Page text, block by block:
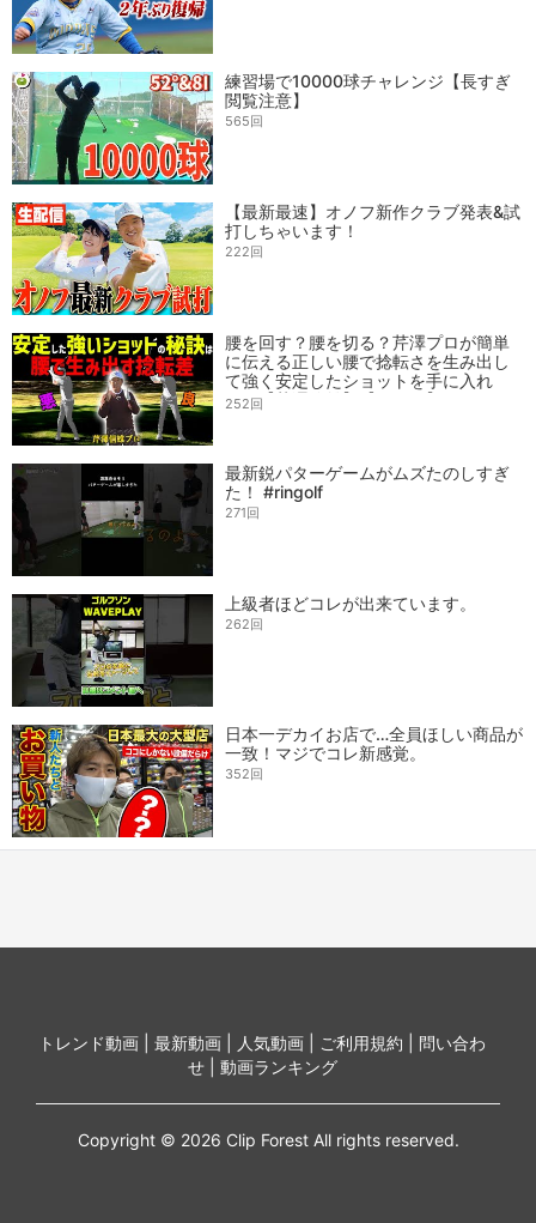
練習場で10000球チャレンジ【長すぎ
閲覧注意】
565回
【最新最速】オノフ新作クラブ発表&試
打しちゃいます！
222回
腰を回す？腰を切る？芹澤プロが簡単
に伝える正しい腰で捻転さを生み出し
て強く安定したショットを手に入れ
る！【芹澤信雄】【かえで】
252回
最新鋭パターゲームがムズたのしすぎ
た！ #ringolf
271回
上級者ほどコレが出来ています。
262回
日本一デカイお店で…全員ほしい商品が
一致！マジでコレ新感覚。
352回
トレンド動画 | 最新動画 | 人気動画 | ご利用規約 | 問い合わ
せ | 動画ランキング
Copyright © 2026 Clip Forest All rights reserved.